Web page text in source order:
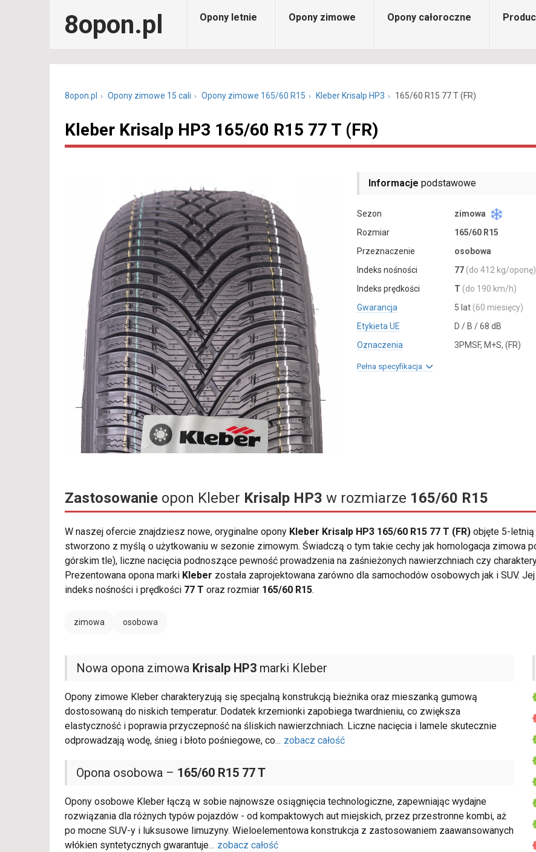
8opon.pl Opony letnie Opony zimowe Opony całoroczne
8opon.pl Opony zimowe 15 cali Opony zimowe 165/60 R15 Kleber Krisalp HP3 165/60 R15 77 T (FR)
Kleber Krisalp HP3 165/60 R15 77 T (FR)
Informacje podstawowe
Sezon
zimowa
Rozmiar
165/60 R15
Przeznaczenie
osobowa
Indeks nośności
77 (do 412 kg/oponę)
Indeks prędkości
T (do 190 km/h)
Gwarancja
5 lat (60 miesięcy)
Etykieta UE
D / B / 68 dB
Oznaczenia
3PMSF, M+S, (FR)
Pełna specyfikacja
Zastosowanie opon Kleber Krisalp HP3 w rozmiarze 165/60 R15
W naszej ofercie znajdziesz nowe, oryginalne opony Kleber Krisalp HP3 165/60 R15 77 T (FR) objęte 5-letnią
stworzono z myślą o użytkowaniu w sezonie zimowym. Świadczą o tym takie cechy jak homologacja zimowa
górskim tle), liczne nacięcia podnoszące pewność prowadzenia na zaśnieżonych nawierzchniach czy
Prezentowana opona marki Kleber została zaprojektowana zarówno dla samochodów osobowych jak i SUV.
indeks nośności i prędkości 77 T oraz rozmiar 165/60 R15.
zimowa osobowa
Nowa opona zimowa Krisalp HP3 marki Kleber
Opony zimowe Kleber charakteryzują się specjalną konstrukcją bieżnika oraz mieszanką gumową
dostosowaną do niskich temperatur. Dodatek krzemionki zapobiega twardnieniu, co zwiększa
elastyczność i poprawia przyczepność na śliskich nawierzchniach. Liczne nacięcia i lamele skutecznie
odprowadzają wodę, śnieg i błoto pośniegowe, co... zobacz całość
Opona osobowa – 165/60 R15 77 T
Opony osobowe Kleber łączą w sobie najnowsze osiągnięcia technologiczne, zapewniając wydajne
rozwiązania dla różnych typów pojazdów - od kompaktowych aut miejskich, przez przestronne kombi, aż
po mocne SUV-y i luksusowe limuzyny. Wieloelementowa konstrukcja z zastosowaniem zaawansowanych
włókien syntetycznych gwarantuje... zobacz całość